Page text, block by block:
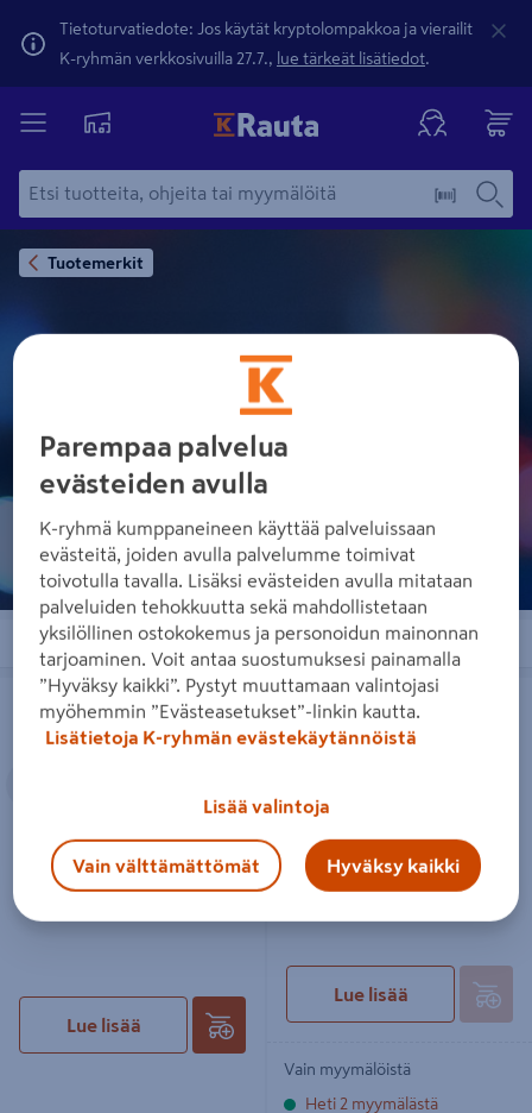
Tietoturvatiedote: Jos käytät kryptolompakkoa ja vierailit
K-ryhmän verkkosivuilla 27.7., lue tärkeät lisätiedot.
Tuotemerkit
VERSO
Järjestä Suodattimet
Pihakengät Nokian Verso vihreä
Pihakengät Nokian Verso
vihreä
Lue lisää
Koristehöyhenet Verso värimix 10g
Koristehöyhenet Verso värimix
Lue lisää
Vain myymälöistä
Heti 2 myymälästä
Parempaa palvelua
evästeiden avulla
K-ryhmä kumppaneineen käyttää palveluissaan
evästeitä, joiden avulla palvelumme toimivat
toivotulla tavalla. Lisäksi evästeiden avulla mitataan
palveluiden tehokkuutta sekä mahdollistetaan
yksilöllinen ostokokemus ja personoidun mainonnan
tarjoaminen. Voit antaa suostumuksesi painamalla
”Hyväksy kaikki”. Pystyt muuttamaan valintojasi
myöhemmin ”Evästeasetukset”-linkin kautta.
Lisätietoja K-ryhmän evästekäytännöistä
Lisää valintoja
Vain välttämättömät Hyväksy kaikki